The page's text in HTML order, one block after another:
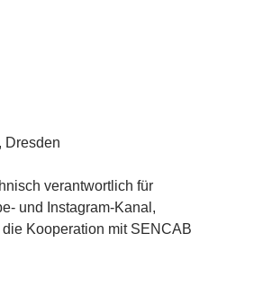
Dresden
verantwortlich für
und Instagram-Kanal,
Kooperation mit SENCAB